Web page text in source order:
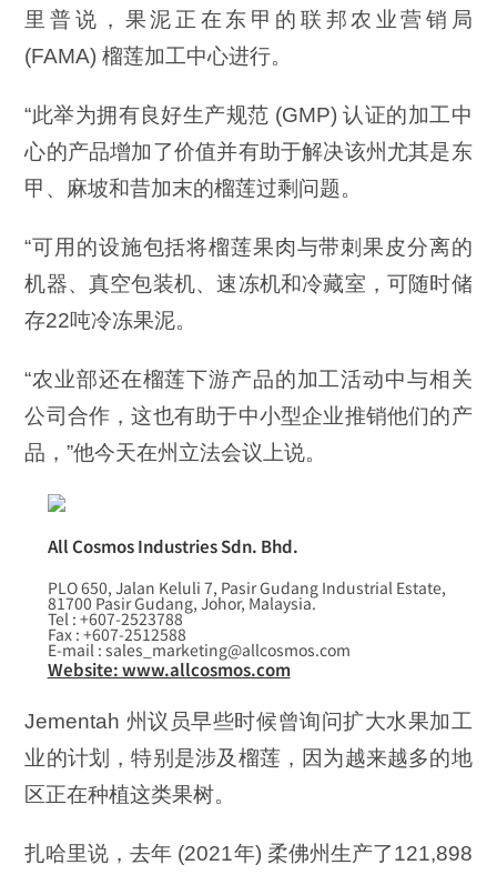
里普说，果泥正在东甲的联邦农业营销局
(FAMA) 榴莲加工中心进行。
“此举为拥有良好生产规范 (GMP) 认证的加工中
心的产品增加了价值并有助于解决该州尤其是东
甲、麻坡和昔加末的榴莲过剩问题。
“可用的设施包括将榴莲果肉与带刺果皮分离的
机器、真空包装机、速冻机和冷藏室，可随时储
存22吨冷冻果泥。
“农业部还在榴莲下游产品的加工活动中与相关
公司合作，这也有助于中小型企业推销他们的产
品，”他今天在州立法会议上说。
All Cosmos Industries Sdn. Bhd.
PLO 650, Jalan Keluli 7, Pasir Gudang Industrial Estate,
81700 Pasir Gudang, Johor, Malaysia.
Tel : +607-2523788
Fax : +607-2512588
E-mail : sales_marketing@allcosmos.com
Website: www.allcosmos.com
Jementah 州议员早些时候曾询问扩大水果加工
业的计划，特别是涉及榴莲，因为越来越多的地
区正在种植这类果树。
扎哈里说，去年 (2021年) 柔佛州生产了121,898